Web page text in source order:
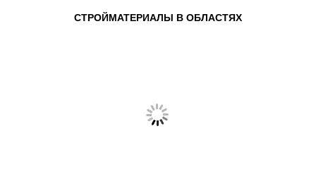
СТРОЙМАТЕРИАЛЫ В ОБЛАСТЯХ